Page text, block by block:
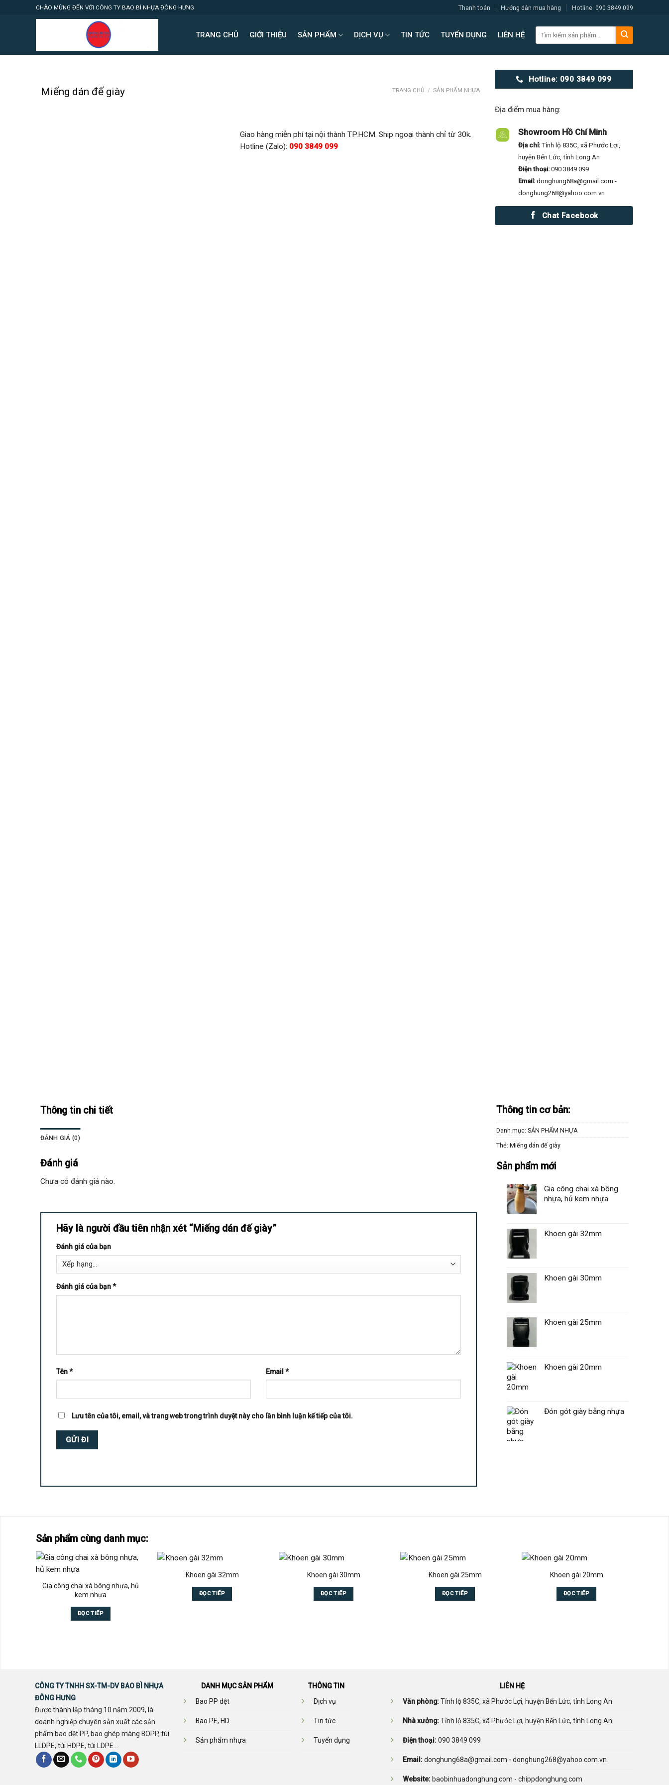
CHÀO MỪNG ĐẾN VỚI CÔNG TY BAO BÌ NHỰA ĐÔNG HƯNG Thanh toán Hướng dẫn mua hàng Hotline: 090 3849 099
TRANG CHỦ GIỚI THIỆU SẢN PHẨM DỊCH VỤ TIN TỨC TUYỂN DỤNG LIÊN HỆ
kiếm:
Miếng dán đế giày TRANG CHỦ / SẢN PHẨM NHỰA
Hotline: 090 3849 099
Giao hàng miễn phí tại nội thành TP.HCM. Ship ngoại thành chỉ từ 30k.
Hotline (Zalo): 090 3849 099
Địa điểm mua hàng:
Showroom Hồ Chí Minh
Địa chỉ: Tỉnh lộ 835C, xã Phước Lợi,
huyện Bến Lức, tỉnh Long An
Điện thoại: 090 3849 099
Email: donghung68a@gmail.com -
donghung268@yahoo.com.vn
Chat Facebook
Thông tin chi tiết
ĐÁNH GIÁ (0)
Đánh giá
Chưa có đánh giá nào.
Hãy là người đầu tiên nhận xét “Miếng dán đế giày”
Đánh giá của bạn
Đánh giá của bạn*
Tên* Email*
Lưu tên của tôi, email, và trang web trong trình duyệt này cho lần bình luận kế tiếp của tôi.
Thông tin cơ bản:
Danh mục:SẢN PHẨM NHỰA
Thẻ:Miếng dán đế giày
Sản phẩm mới
Gia công chai xà bông
nhựa, hủ kem nhựa
Khoen gài 32mm
Khoen gài 30mm
Khoen gài 25mm
Khoen gài 20mm
Đón gót giày bằng nhựa
Sản phẩm cùng danh mục:
Gia công chai xà bông nhựa, hủ
kem nhựa
ĐỌC TIẾP
Khoen gài 32mm
ĐỌC TIẾP
Khoen gài 30mm
ĐỌC TIẾP
Khoen gài 25mm
ĐỌC TIẾP
Khoen gài 20mm
ĐỌC TIẾP
CÔNG TY TNHH SX-TM-DV BAO BÌ NHỰA
ĐÔNG HƯNG
Được thành lập tháng 10 năm 2009, là
doanh nghiệp chuyên sản xuất các sản
phẩm bao dệt PP, bao ghép màng BOPP, túi
LLDPE, túi HDPE, túi LDPE...
DANH MỤC SẢN PHẨM
Bao PP dệt
Bao PE, HD
Sản phẩm nhựa
THÔNG TIN
Dịch vụ
Tin tức
Tuyển dụng
LIÊN HỆ
Văn phòng:Tỉnh lộ 835C, xã Phước Lợi, huyện Bến Lức, tỉnh Long An.
Nhà xưởng:Tỉnh lộ 835C, xã Phước Lợi, huyện Bến Lức, tỉnh Long An.
Điện thoại:090 3849 099
Email:donghung68a@gmail.com - donghung268@yahoo.com.vn
Website: baobinhuadonghung.com - chippdonghung.com